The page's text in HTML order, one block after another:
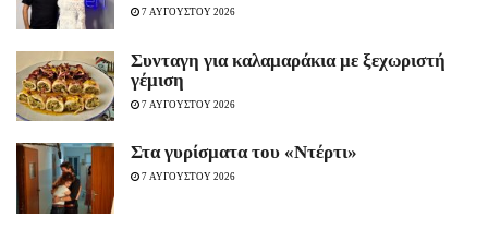
7 ΑΥΓΟΥΣΤΟΥ 2026
Συνταγη για καλαμαράκια με ξεχωριστή
γέμιση
7 ΑΥΓΟΥΣΤΟΥ 2026
Στα γυρίσματα του «Ντέρτι»
7 ΑΥΓΟΥΣΤΟΥ 2026